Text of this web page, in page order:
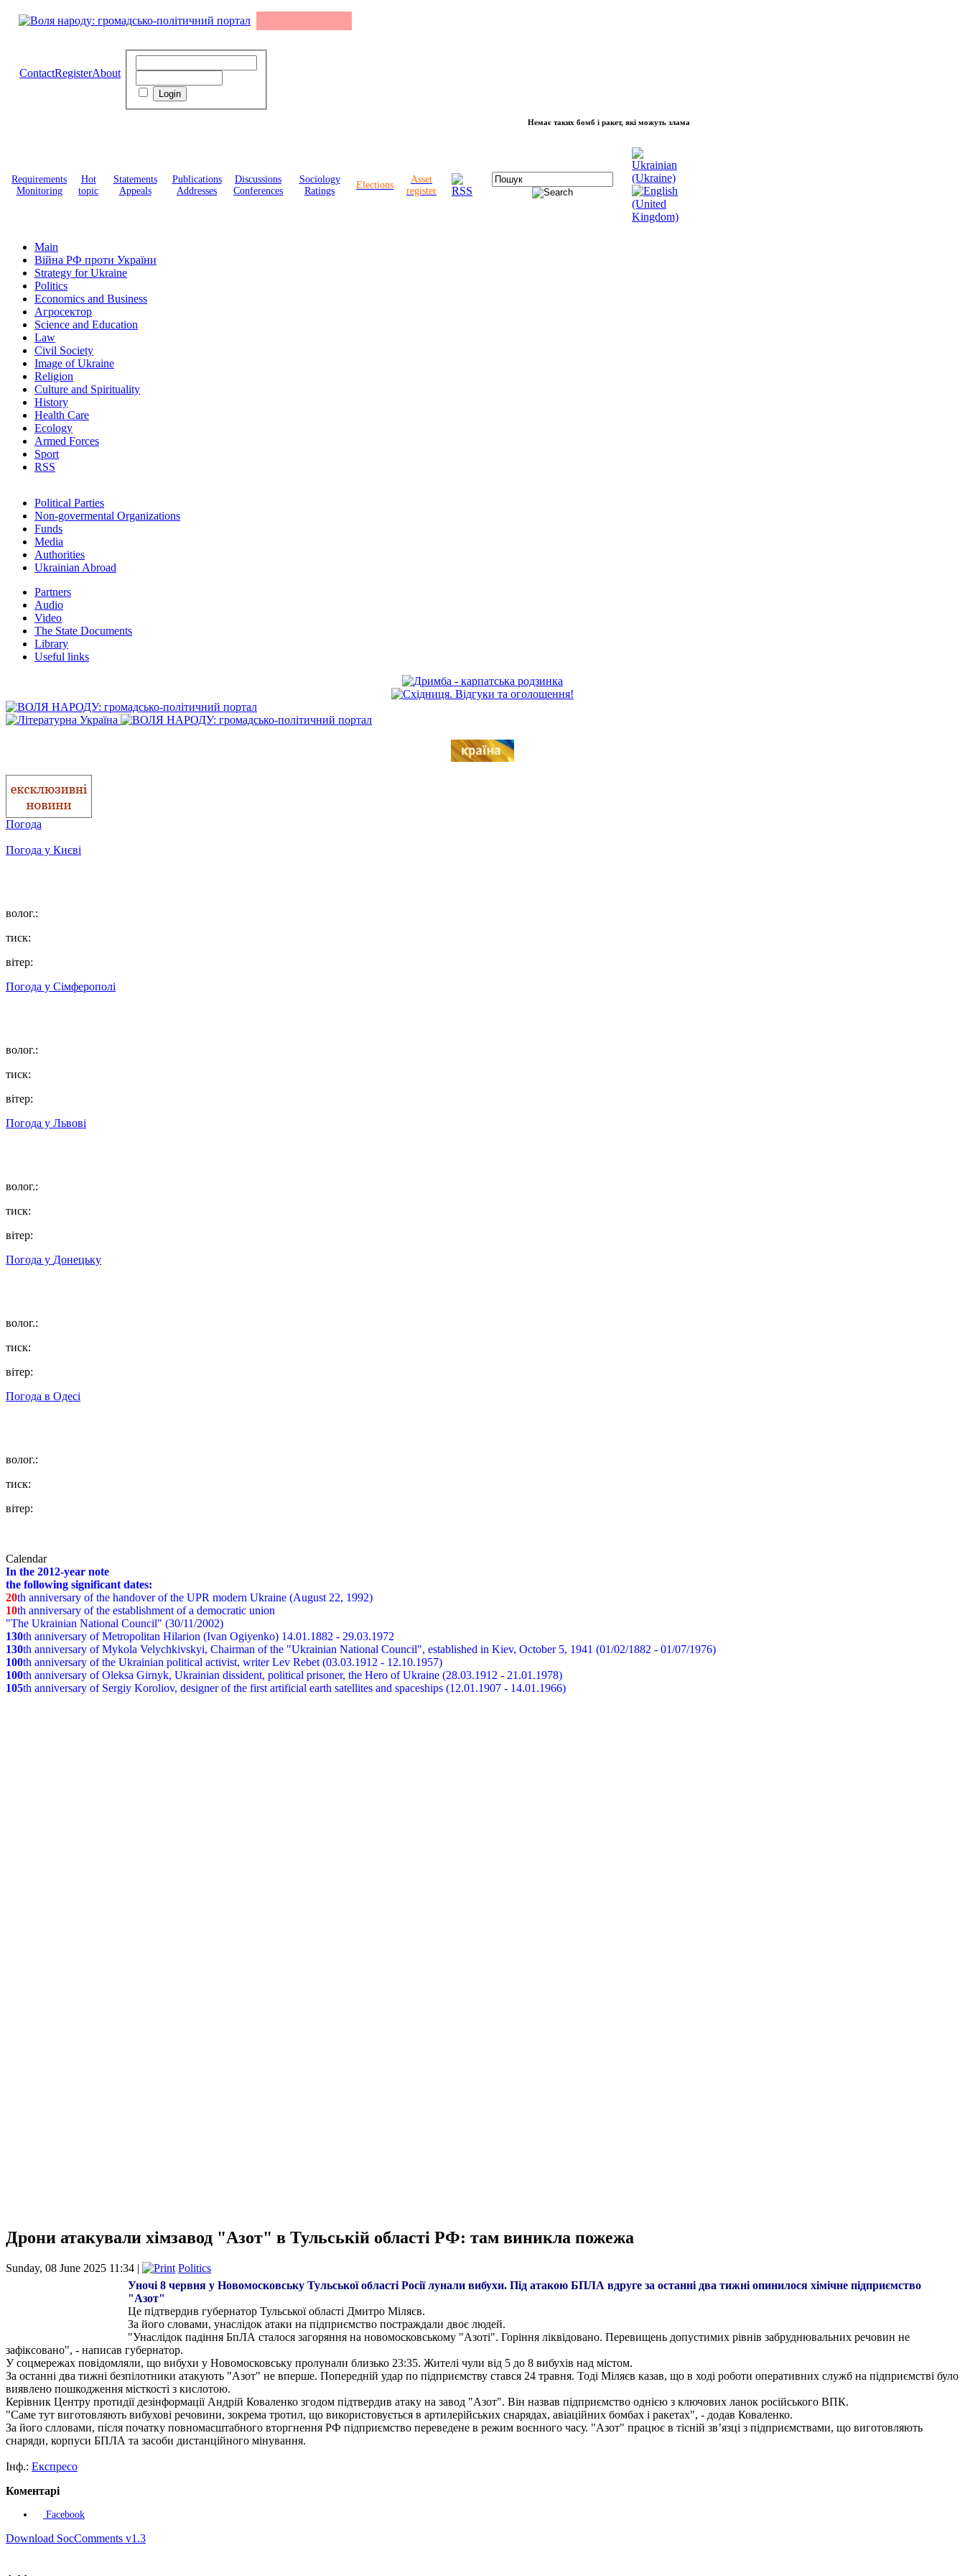
ContactRegisterAbout
Немає таких бомб і ракет, які можуть зламати волю народу, - Президент України Володимир Зеленський
Requirements
Monitoring
Hot
topic
Statements
Appeals
Publications
Addresses
Discussions
Conferences
Sociology
Ratings
Elections
Asset
register
Main
Війна РФ проти України
Strategy for Ukraine
Politics
Economics and Business
Агросектор
Science and Education
Law
Civil Society
Image of Ukraine
Religion
Culture and Spirituality
History
Health Care
Ecology
Armed Forces
Sport
RSS
Political Parties
Non-govermental Organizations
Funds
Мedia
Authorities
Ukrainian Abroad
Partners
Audio
Video
The State Documents
Library
Useful links
Погода
Погода у Києві
волог.:
тиск:
вітер:
Погода у Сімферополі
волог.:
тиск:
вітер:
Погода у Львові
волог.:
тиск:
вітер:
Погода у Донецьку
волог.:
тиск:
вітер:
Погода в Одесі
волог.:
тиск:
вітер:
Calendar
In the 2012-year note
the following significant dates:
20th anniversary of the handover of the UPR modern Ukraine (August 22, 1992)
10th anniversary of the establishment of a democratic union
"The Ukrainian National Council" (30/11/2002)
130th anniversary of Metropolitan Hilarion (Ivan Ogiyenko) 14.01.1882 - 29.03.1972
130th anniversary of Mykola Velychkivskyi, Chairman of the "Ukrainian National Council", established in Kiev, October 5, 1941 (01/02/1882 - 01/07/1976)
100th anniversary of the Ukrainian political activist, writer Lev Rebet (03.03.1912 - 12.10.1957)
100th anniversary of Oleksa Girnyk, Ukrainian dissident, political prisoner, the Hero of Ukraine (28.03.1912 - 21.01.1978)
105th anniversary of Sergiy Koroliov, designer of the first artificial earth satellites and spaceships (12.01.1907 - 14.01.1966)
Дрони атакували хімзавод "Азот" в Тульській області РФ: там виникла пожежа
Sunday, 08 June 2025 11:34 |
Politics
Уночі 8 червня у Новомосковську Тульської області Росії лунали вибухи. Під атакою БПЛА вдруге за останні два тижні опинилося хімічне підприємство
"Азот"
Це підтвердив губернатор Тульської області Дмитро Міляєв.
За його словами, унаслідок атаки на підприємство постраждали двоє людей.
"Унаслідок падіння БпЛА сталося загоряння на новомосковському "Азоті". Горіння ліквідовано. Перевищень допустимих рівнів забруднювальних речовин не
зафіксовано", - написав губернатор.
У соцмережах повідомляли, що вибухи у Новомосковську пролунали близько 23:35. Жителі чули від 5 до 8 вибухів над містом.
За останні два тижні безпілотники атакують "Азот" не вперше. Попередній удар по підприємству стався 24 травня. Тоді Міляєв казав, що в ході роботи оперативних служб на підприємстві було
виявлено пошкодження місткості з кислотою.
Керівник Центру протидії дезінформації Андрій Коваленко згодом підтвердив атаку на завод "Азот". Він назвав підприємство однією з ключових ланок російського ВПК.
"Саме тут виготовляють вибухові речовини, зокрема тротил, що використовується в артилерійських снарядах, авіаційних бомбах і ракетах", - додав Коваленко.
За його слловами, після початку повномасштабного вторгнення РФ підприємство переведене в режим воєнного часу. "Азот" працює в тісній зв’язці з підприємствами, що виготовляють
снаряди, корпуси БПЛА та засоби дистанційного мінування.
Інф.: Експресо
Коментарі
Facebook
Download SocComments v1.3